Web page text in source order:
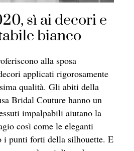
sì ai decori e
bianco
alla sposa
applicati rigorosamente
qualità. Gli abiti della
Bridal Couture hanno un
impalpabili aiutano la
così come le eleganti
i punti forti della silhouette. E